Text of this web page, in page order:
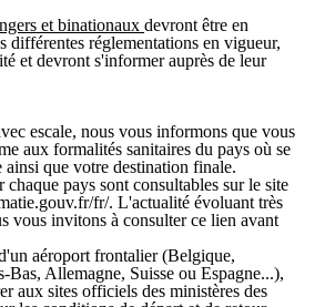
et binationaux devront être en
différentes réglementations en vigueur,
et devront s'informer auprès de leur
escale, nous vous informons que vous
aux formalités sanitaires du pays où se
ainsi que votre destination finale.
chaque pays sont consultables sur le site
fr/. L'actualité évoluant très
vous invitons à consulter ce lien avant
aéroport frontalier (Belgique,
Bas, Allemagne, Suisse ou Espagne...),
aux sites officiels des ministères des